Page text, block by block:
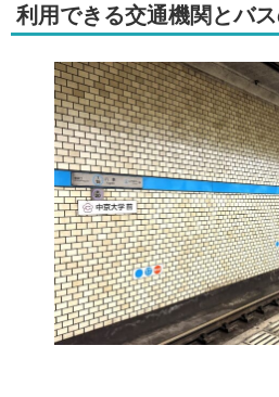
利用できる交通機関とバ